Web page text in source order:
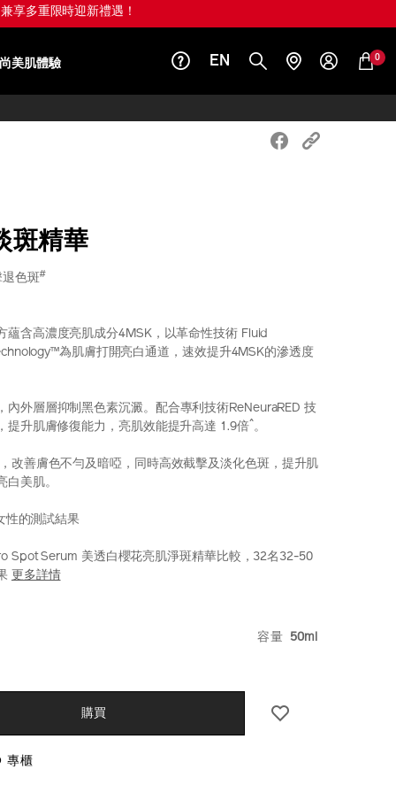
享多重限時迎新禮遇！
美肌體驗 EN 0
斑精華
退色斑#
蘊含高濃度亮肌成分4MSK，以革命性技術 Fluid
為肌膚打開亮白通道，速效提升4MSK的滲透度
內外層層抑制黑色素沉澱。配合專利技術ReNeuraRED 技
提升肌膚修復能力，亮肌效能提升高達 1.9倍^。
改善膚色不勻及暗啞，同時高效截擊及淡化色斑，提升肌
白美肌。
性的測試結果
Spot Serum 美透白櫻花亮肌淨斑精華比較，32名32-50
更多詳情
容量 50ml
購買
專櫃